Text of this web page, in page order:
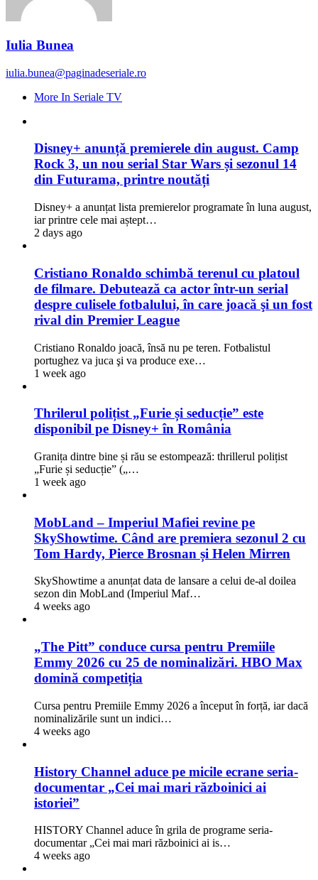
Iulia Bunea
iulia.bunea@paginadeseriale.ro
More In Seriale TV
Disney+ anunță premierele din august. Camp
Rock 3, un nou serial Star Wars și sezonul 14
din Futurama, printre noutăți
Disney+ a anunțat lista premierelor programate în luna august,
iar printre cele mai aștept…
2 days ago
Cristiano Ronaldo schimbă terenul cu platoul
de filmare. Debutează ca actor într-un serial
despre culisele fotbalului, în care joacă şi un fost
rival din Premier League
Cristiano Ronaldo joacă, însă nu pe teren. Fotbalistul
portughez va juca şi va produce exe…
1 week ago
Thrilerul polițist „Furie și seducție” este
disponibil pe Disney+ în România
Granița dintre bine și rău se estompează: thrillerul polițist
„Furie și seducție” („…
1 week ago
MobLand – Imperiul Mafiei revine pe
SkyShowtime. Când are premiera sezonul 2 cu
Tom Hardy, Pierce Brosnan și Helen Mirren
SkyShowtime a anunțat data de lansare a celui de-al doilea
sezon din MobLand (Imperiul Maf…
4 weeks ago
„The Pitt” conduce cursa pentru Premiile
Emmy 2026 cu 25 de nominalizări. HBO Max
domină competiția
Cursa pentru Premiile Emmy 2026 a început în forță, iar dacă
nominalizările sunt un indici…
4 weeks ago
History Channel aduce pe micile ecrane seria-
documentar „Cei mai mari războinici ai
istoriei”
HISTORY Channel aduce în grila de programe seria-
documentar „Cei mai mari războinici ai is…
4 weeks ago